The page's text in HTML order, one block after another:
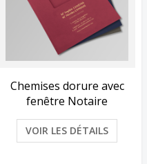
Chemises dorure avec
fenêtre Notaire
VOIR LES DÉTAILS